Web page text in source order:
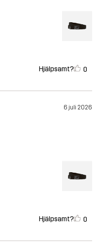
Hjälpsamt? 0
6 juli 2026
Hjälpsamt? 0